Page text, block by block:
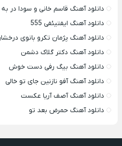
دانلود آهنگ قاسم خانی و سودا
دانلود آهنگ ایفتیئفی 555
دانلود آهنگ پژمان تکرو بانوی
دانلود آهنگ دکتر گلاک دشمن
دانلود آهنگ بیگ رفی دست خوش
دانلود آهنگ آفو نازنین جای تو خالی
دانلود آهنگ آصف آریا عکست
دانلود آهنگ حمرض بعد تو